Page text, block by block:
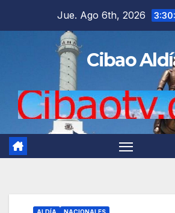
Jue. Ago 6th, 2026
Cibao